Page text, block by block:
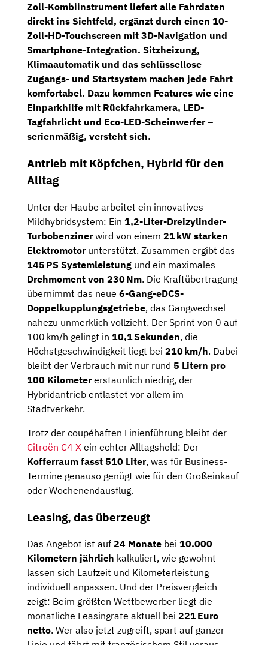
Zoll-Kombiinstrument liefert alle Fahrdaten
direkt ins Sichtfeld, ergänzt durch einen 10-
Zoll-HD-Touchscreen mit 3D-Navigation und
Smartphone-Integration. Sitzheizung,
Klimaautomatik und das schlüssellose
Zugangs- und Startsystem machen jede Fahrt
komfortabel. Dazu kommen Features wie eine
Einparkhilfe mit Rückfahrkamera, LED-
Tagfahrlicht und Eco-LED-Scheinwerfer –
serienmäßig, versteht sich.
Antrieb mit Köpfchen, Hybrid für den
Alltag
Unter der Haube arbeitet ein innovatives
Mildhybridsystem: Ein 1,2-Liter-Dreizylinder-
Turbobenzinerwird von einem 21 kW starken
Elektromotorunterstützt. Zusammen ergibt das
145 PS Systemleistung und ein maximales
Drehmoment von 230 Nm. Die Kraftübertragung
übernimmt das neue 6-Gang-eDCS-
Doppelkupplungsgetriebe, das Gangwechsel
nahezu unmerklich vollzieht. Der Sprint von 0 auf
100 km/h gelingt in 10,1 Sekunden, die
Höchstgeschwindigkeit liegt bei 210 km/h. Dabei
bleibt der Verbrauch mit nur rund 5 Litern pro
100 Kilometererstaunlich niedrig, der
Hybridantrieb entlastet vor allem im
Stadtverkehr.
Trotz der coupéhaften Linienführung bleibt der
Citroën C4 X ein echter Alltagsheld: Der
Kofferraum fasst 510 Liter, was für Business-
Termine genauso genügt wie für den Großeinkauf
oder Wochenendausflug.
Leasing, das überzeugt
Das Angebot ist auf 24 Monate bei 10.000
Kilometern jährlich kalkuliert, wie gewohnt
lassen sich Laufzeit und Kilometerleistung
individuell anpassen. Und der Preisvergleich
zeigt: Beim größten Wettbewerber liegt die
monatliche Leasingrate aktuell bei 221 Euro
netto. Wer also jetzt zugreift, spart auf ganzer